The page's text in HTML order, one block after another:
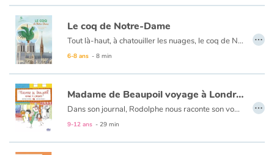
Le coq de Notre-Dame
Tout là-haut, à chatouiller les nuages, le coq de Notre-Dame trônait sur tout Paris. Quelle vue ! Décoiffant par grand vent mais il aimait ça ! On naît girouette, ou on ne l’est pas. Un soir d’avril pourtant, tout bascula… un incendie attaqua la cathédrale. Allait-il finir en coq à la broche ?
6-8 ans - 8 min
…
Madame de Beaupoil voyage à Londres
Dans son journal, Rodolphe nous raconte son voyage scolaire à Londres avec Madame de Beaupoil. Cette prof pas comme les autres est passionnée par l’Angleterre : son histoire, sa culture… ses rugbymen ! Entre deux visites, la classe et son professeur vont faire la connaissance de Jack qui fera un bout de chemin avec eux. Et il semblerait que cet ancien rugbyman aux oreilles gonflées à l’hélium ne soit pas indifférent au charme fantasque de Madame de Beaupoil…
9-12 ans - 29 min
…